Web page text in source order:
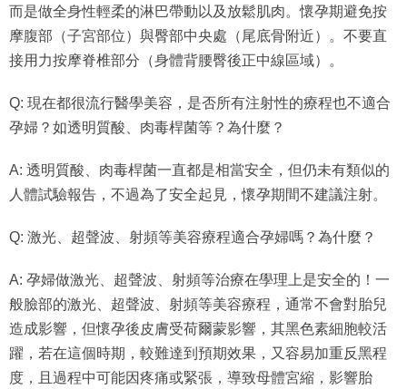
而是做全身性輕柔的淋巴帶動以及放鬆肌肉。懷孕期避免按
摩腹部（子宮部位）與臀部中央處（尾底骨附近）。不要直
接用力按摩脊椎部分（身體背腰臀後正中線區域）。
Q: 現在都很流行醫學美容，是否所有注射性的療程也不適合
孕婦？如透明質酸、肉毒桿菌等？為什麼？
A: 透明質酸、肉毒桿菌一直都是相當安全，但仍未有類似的
人體試驗報告，不過為了安全起見，懷孕期間不建議注射。
Q: 激光、超聲波、射頻等美容療程適合孕婦嗎？為什麼？
A: 孕婦做激光、超聲波、射頻等治療在學理上是安全的！一
般臉部的激光、超聲波、射頻等美容療程，通常不會對胎兒
造成影響，但懷孕後皮膚受荷爾蒙影響，其黑色素細胞較活
躍，若在這個時期，較難達到預期效果，又容易加重反黑程
度，且過程中可能因疼痛或緊張，導致母體宮縮，影響胎